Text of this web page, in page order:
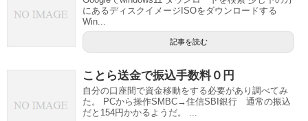
にあるディスクイメージISOをダウンロードする
Win...
記事を読む
ことら送金で振込手数料０円
自分の口座間で資金移動をする必要があり調べてみ
た。 PCから操作SMBC→住信SBI銀行 通常の振込
だと154円かかるようだ。 ...